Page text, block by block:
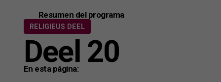
Resumen del programa
RELIGIEUS DEEL
Deel 20
En esta página: